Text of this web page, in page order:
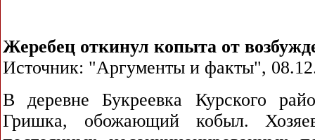
Жеребец откинул копыта от
Источник: "Аргументы и факты",
В деревне Букреевка Курского
Гришка, обожающий кобыл.